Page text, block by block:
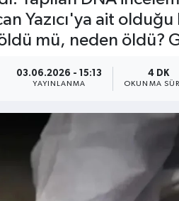
Yazıcı'ya ait olduğu
öldü mü, neden öldü?
03.06.2026 - 15:13
YAYINLANMA
4 DK
OKUNMA